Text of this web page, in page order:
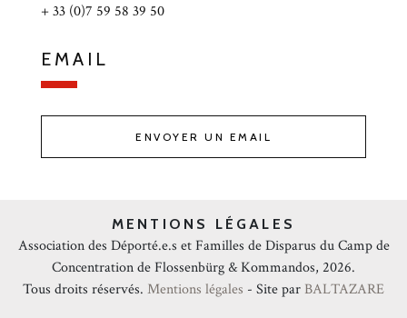
+ 33 (0)7 59 58 39 50
EMAIL
ENVOYER UN EMAIL
MENTIONS LÉGALES
Association des Déporté.e.s et Familles de Disparus du Camp de
Concentration de Flossenbürg & Kommandos, 2026.
Tous droits réservés. Mentions légales - Site par BALTAZARE